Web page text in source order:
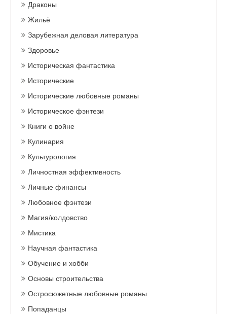
Драконы
Жильё
Зарубежная деловая литература
Здоровье
Историческая фантастика
Исторические
Исторические любовные романы
Историческое фэнтези
Книги о войне
Кулинария
Культурология
Личностная эффективность
Личные финансы
Любовное фэнтези
Магия/колдовство
Мистика
Научная фантастика
Обучение и хобби
Основы строительства
Остросюжетные любовные романы
Попаданцы